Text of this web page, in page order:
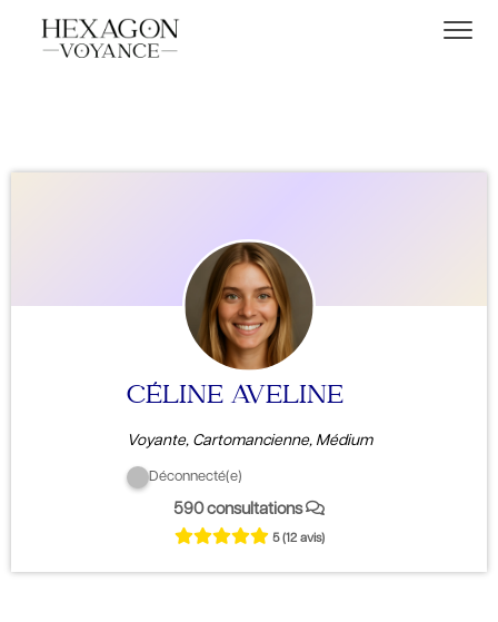
CÉLINE AVELINE
Voyante, Cartomancienne, Médium
Déconnecté(e)
590 consultations
5(12 avis)